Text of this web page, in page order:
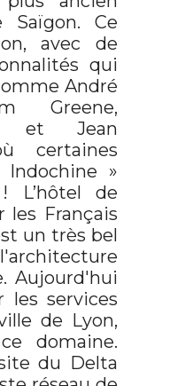
Saïgon. Ce
avec de
qui
André
Greene,
et Jean
certaines
»
L’hôtel de
les Français
un très bel
Aujourd'hui
services
de Lyon,
domaine.
du Delta